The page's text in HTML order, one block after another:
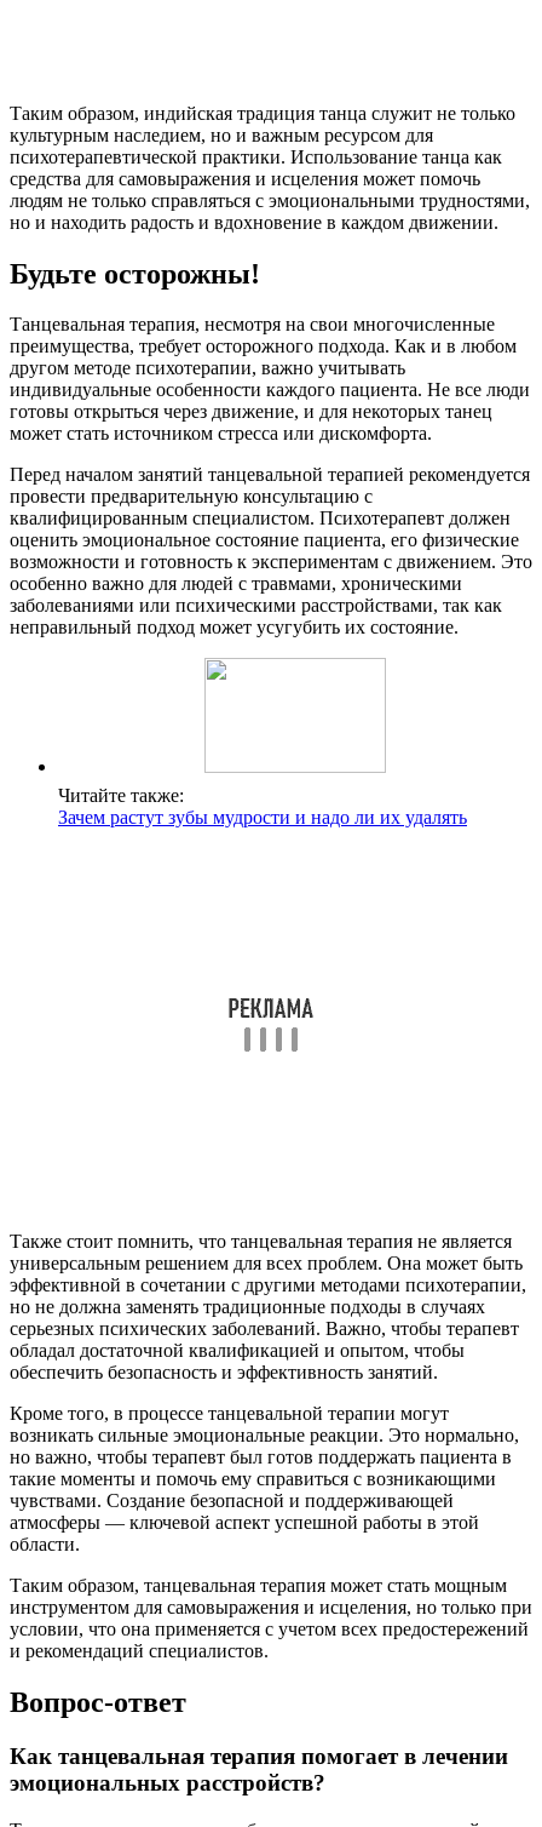
Таким образом, индийская традиция танца служит не только
культурным наследием, но и важным ресурсом для
психотерапевтической практики. Использование танца как
средства для самовыражения и исцеления может помочь
людям не только справляться с эмоциональными трудностями,
но и находить радость и вдохновение в каждом движении.
Будьте осторожны!
Танцевальная терапия, несмотря на свои многочисленные
преимущества, требует осторожного подхода. Как и в любом
другом методе психотерапии, важно учитывать
индивидуальные особенности каждого пациента. Не все люди
готовы открыться через движение, и для некоторых танец
может стать источником стресса или дискомфорта.
Перед началом занятий танцевальной терапией рекомендуется
провести предварительную консультацию с
квалифицированным специалистом. Психотерапевт должен
оценить эмоциональное состояние пациента, его физические
возможности и готовность к экспериментам с движением. Это
особенно важно для людей с травмами, хроническими
заболеваниями или психическими расстройствами, так как
неправильный подход может усугубить их состояние.
Читайте также:
Зачем растут зубы мудрости и надо ли их удалять
Также стоит помнить, что танцевальная терапия не является
универсальным решением для всех проблем. Она может быть
эффективной в сочетании с другими методами психотерапии,
но не должна заменять традиционные подходы в случаях
серьезных психических заболеваний. Важно, чтобы терапевт
обладал достаточной квалификацией и опытом, чтобы
обеспечить безопасность и эффективность занятий.
Кроме того, в процессе танцевальной терапии могут
возникать сильные эмоциональные реакции. Это нормально,
но важно, чтобы терапевт был готов поддержать пациента в
такие моменты и помочь ему справиться с возникающими
чувствами. Создание безопасной и поддерживающей
атмосферы — ключевой аспект успешной работы в этой
области.
Таким образом, танцевальная терапия может стать мощным
инструментом для самовыражения и исцеления, но только при
условии, что она применяется с учетом всех предостережений
и рекомендаций специалистов.
Вопрос-ответ
Как танцевальная терапия помогает в лечении
эмоциональных расстройств?